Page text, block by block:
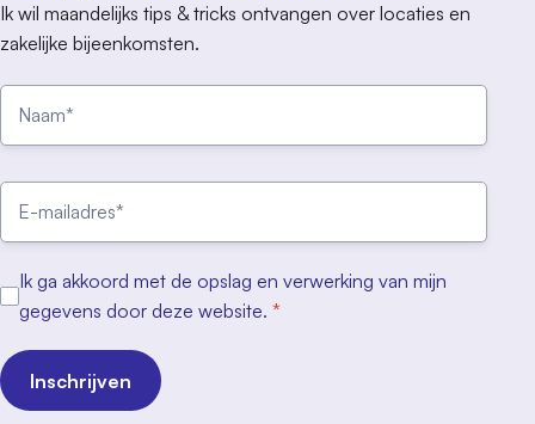
Ik wil maandelijks tips & tricks ontvangen over locaties en
zakelijke bijeenkomsten.
Ik ga akkoord met de opslag en verwerking van mijn
gegevens door deze website. *
Inschrijven